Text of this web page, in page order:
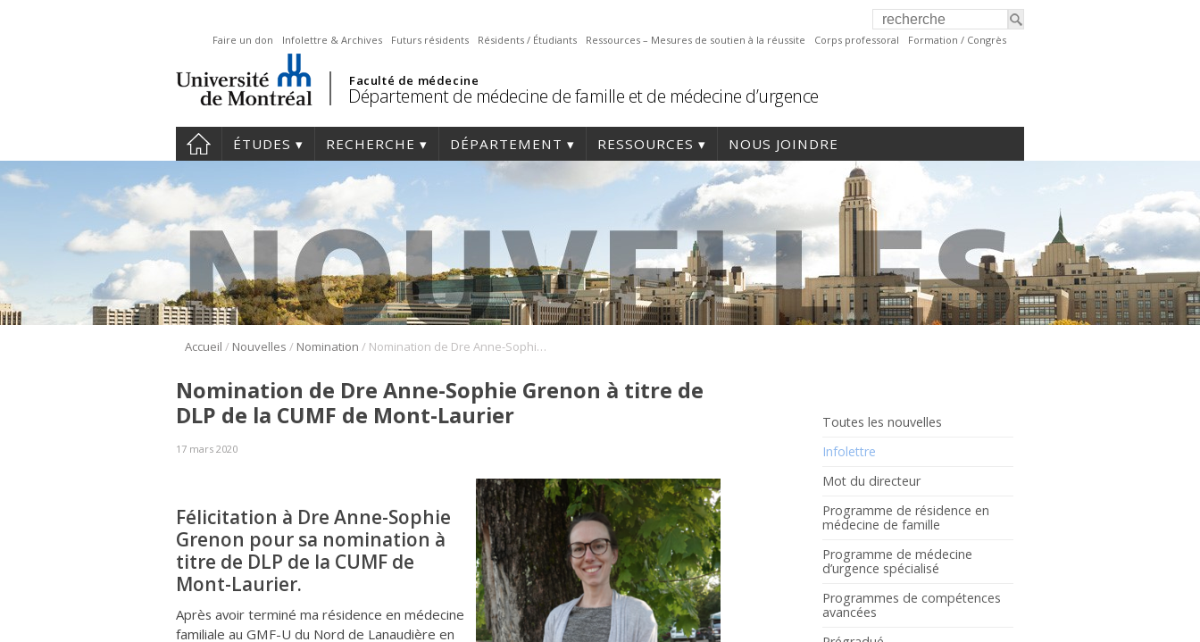
Faire un don Infolettre & Archives Futurs résidents Résidents / Étudiants Ressources – Mesures de soutien à la réussite Corps professoral Formation / Congrès
Faculté de médecine
Département de médecine de famille et de médecine d’urgence
ÉTUDES RECHERCHE DÉPARTEMENT RESSOURCES NOUS JOINDRE
Accueil / Nouvelles / Nomination / Nomination de Dre Anne-Sophie Grenon à titre de DLP de la CUMF de Mont-Laurier
Toutes les nouvelles
Infolettre
Mot du directeur
Programme de résidence en
médecine de famille
Programme de médecine
d’urgence spécialisé
Programmes de compétences
avancées
Nomination de Dre Anne-Sophie Grenon à titre de
DLP de la CUMF de Mont-Laurier
17 mars 2020
Félicitation à Dre Anne-Sophie
Grenon pour sa nomination à
titre de DLP de la CUMF de
Mont-Laurier.
Après avoir terminé ma résidence en médecine
familiale au GMF-U du Nord de Lanaudière en